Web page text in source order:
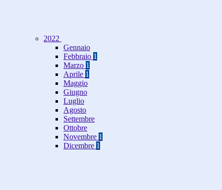
2022
Gennaio
Febbraio 1
Marzo 1
Aprile 1
Maggio
Giugno
Luglio
Agosto
Settembre
Ottobre
Novembre 1
Dicembre 1